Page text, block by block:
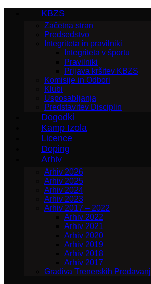
KBZS
Začetna stran
Predsedstvo
Integriteta in pravilniki
Integriteta v športu
Pravilniki
Prijava kršitev KBZS
Komisije in Odbori
Klubi
Usposabljanja
Predstavitev Disciplin
Dogodki
Kamp Izola
Licence
Doping
Arhiv
Arhiv 2026
Arhiv 2025
Arhiv 2024
Arhiv 2023
Arhiv 2017 – 2022
Arhiv 2022
Arhiv 2021
Arhiv 2020
Arhiv 2019
Arhiv 2018
Arhiv 2017
Gradiva Trenerskih Predavanj